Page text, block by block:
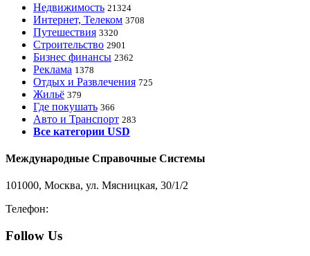
Недвижимость 21324
Интернет, Телеком 3708
Путешествия 3320
Строительство 2901
Бизнес финансы 2362
Реклама 1378
Отдых и Развлечения 725
Жильё 379
Где покушать 366
Авто и Транспорт 283
Все категории USD
Международные Справочные Системы
101000, Москва, ул. Мясницкая, 30/1/2
Телефон:
Follow Us